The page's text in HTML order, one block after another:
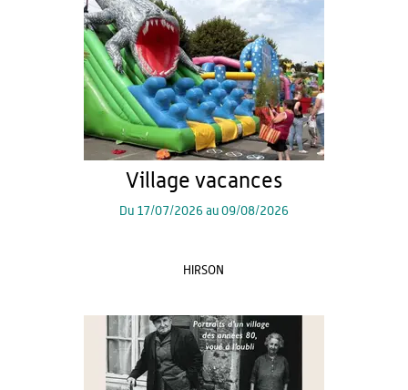
Village vacances
Du 17/07/2026 au 09/08/2026
HIRSON